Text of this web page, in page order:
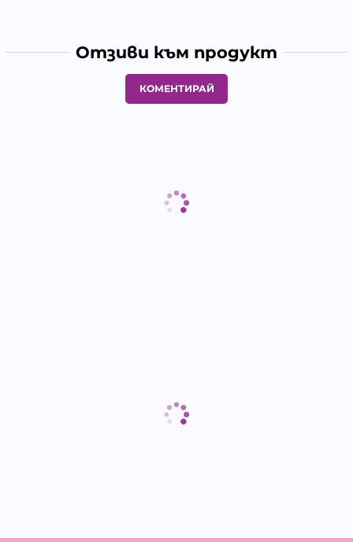
Отзиви към продукт
КОМЕНТИРАЙ